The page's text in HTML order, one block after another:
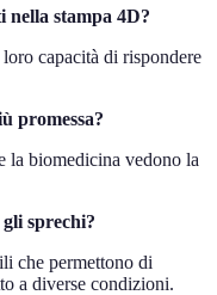
nella stampa 4D?
capacità di rispondere
promessa?
la biomedicina vedono la
sprechi?
che permettono di
a diverse condizioni.